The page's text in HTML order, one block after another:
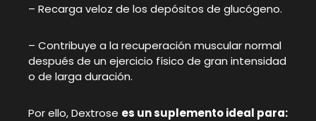
– Recarga veloz de los depósitos de glucógeno.
– Contribuye a la recuperación muscular normal
después de un ejercicio físico de gran intensidad
o de larga duración.
Por ello, Dextrose es un suplemento ideal para: